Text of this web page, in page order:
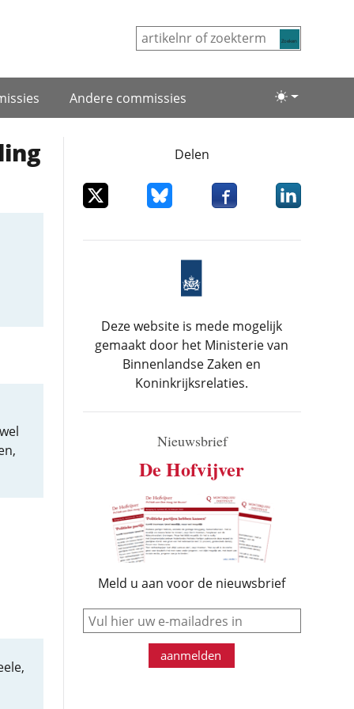
Lichte/
Andere commissies
Delen
Deel dit item op XDeel dit item op Bluesky
Deel dit item op
Deel dit
Deze website is mede mogelijk
gemaakt door het Ministerie van
Binnenlandse Zaken en
Koninkrijksrelaties.
Nieuwsbrief
De Hofvijver
Meld u aan voor de nieuwsbrief
e-mail
aanmelden